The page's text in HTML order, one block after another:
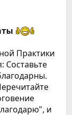
Практики
Составьте
и